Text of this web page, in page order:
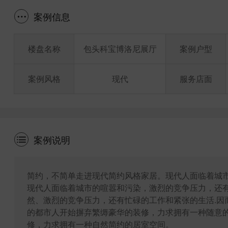
案例信息
楼盘名称
案例风格
包头科宝博洛尼展厅
现代
案例户型
服务店面
案例说明
简约，不简单走进现代简约风格家居。现代人面临着
现代人面临着城市的喧嚣和污染，激烈的竞争压力，
然、激烈的竞争压力，还有忙碌的工作和紧张的生活.
的都市人开始摒弃繁缛豪华的装修，力求拥有一种随
修，力求拥有一种自然简约的居室空间。